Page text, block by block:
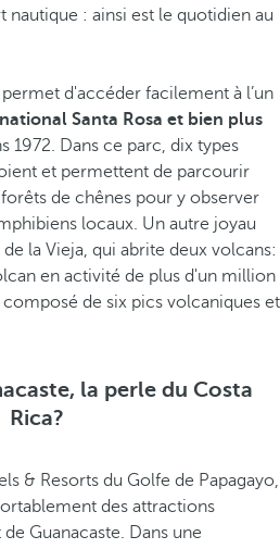
nautique : ainsi est le quotidien au
permet d'accéder facilement à l’un
Santa Rosa et bien plus
1972. Dans ce parc, dix types
et permettent de parcourir
de chênes pour y observer
locaux. Un autre joyau
la Vieja, qui abrite deux volcans:
en activité de plus d'un million
composé de six pics volcaniques et
la perle du Costa
Rica?
& Resorts du Golfe de Papagayo,
des attractions
Guanacaste. Dans une